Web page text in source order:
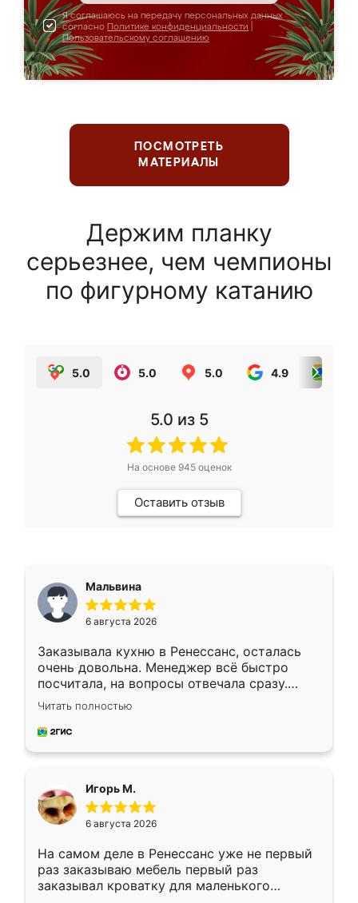
Я соглашаюсь на передачу персональных данных
согласно Политике конфиденциальности
Пользовательскому соглашению
ПОСМОТРЕТЬ
МАТЕРИАЛЫ
Держим планку
серьезнее, чем чемпионы
по фигурному катанию
5.0 5.0 5.0 4.9
5.0 из 5
На основе 945оценок
Оставить отзыв
Мальвина
6 августа 2026
Заказывала кухню в Ренессанс, осталась
очень довольна. Менеджер всё быстро
посчитала, на вопросы отвечала сразу.
Замерщик приехал в субботу, подошёл к
делу со всей ответственностью. Собрали
за день, ребята работали аккуратно, даже
Читать полностью
Игорь М.
6 августа 2026
На самом деле в Ренессанс уже не первый
раз заказываю мебель первый раз
заказывал кроватку для маленького